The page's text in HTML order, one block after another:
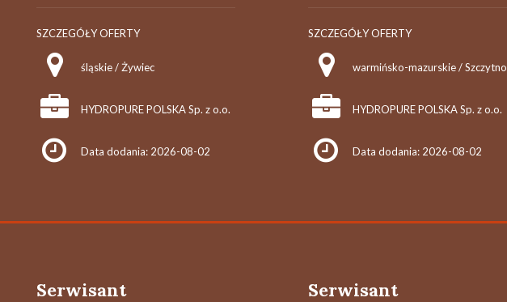
SZCZEGÓŁY OFERTY
śląskie / Żywiec
HYDROPURE POLSKA Sp. z o.o.
Data dodania: 2026-08-02
SZCZEGÓŁY OFERTY
warmińsko-mazurskie / Szczytno
HYDROPURE POLSKA Sp. z o.o.
Data dodania: 2026-08-02
Serwisant Serwisant